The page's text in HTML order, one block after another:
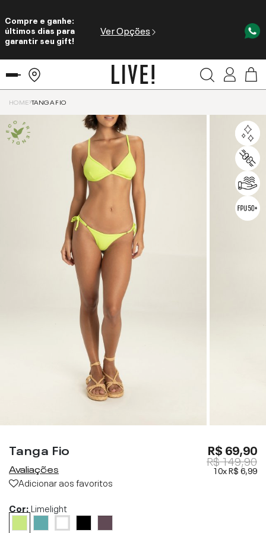
Compre e ganhe:
últimos dias para
garantir seu gift!
Ver Opções
HOME TANGA FIO
Tanga Fio
Avaliações
Adicionar aos favoritos
R$ 69,90
R$ 149,90
10xR$ 6,99
Cor:Limelight